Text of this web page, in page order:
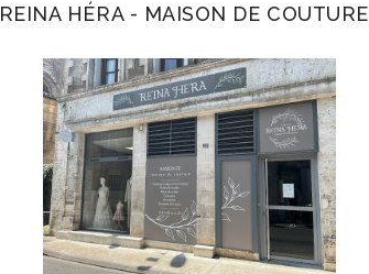
REINA HÉRA - MAISON DE COUTURE